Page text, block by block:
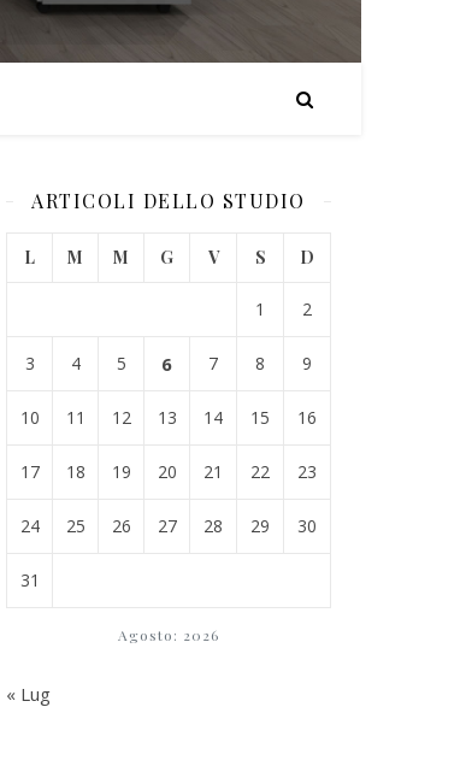
ARTICOLI DELLO STUDIO
Agosto: 2026
L M M G V S D
1 2
3 4 5 6 7 8 9
10 11 12 13 14 15 16
17 18 19 20 21 22 23
24 25 26 27 28 29 30
31
« Lug